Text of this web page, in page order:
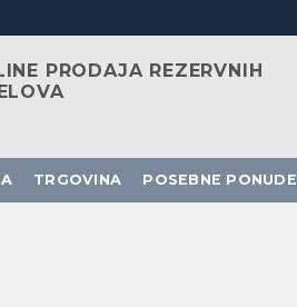
PRODAJA REZERVNIH
TRGOVINA POSEBNE PONUDE